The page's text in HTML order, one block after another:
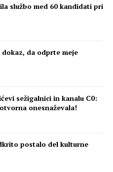
službo med 60 kandidati pri
da odprte meje
sežigalnici in kanalu C0:
onesnaževala!
postalo del kulturne